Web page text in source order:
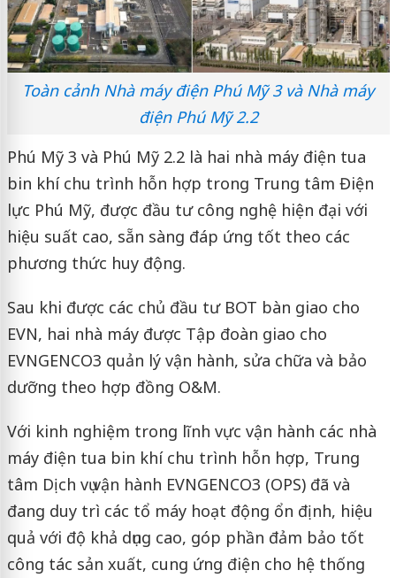
Toàn cảnh Nhà máy điện Phú Mỹ 3 và Nhà máy
điện Phú Mỹ 2.2
Phú Mỹ 3 và Phú Mỹ 2.2 là hai nhà máy điện tua
bin khí chu trình hỗn hợp trong Trung tâm Điện
lực Phú Mỹ, được đầu tư công nghệ hiện đại với
hiệu suất cao, sẵn sàng đáp ứng tốt theo các
phương thức huy động.
Sau khi được các chủ đầu tư BOT bàn giao cho
EVN, hai nhà máy được Tập đoàn giao cho
EVNGENCO3 quản lý vận hành, sửa chữa và bảo
dưỡng theo hợp đồng O&M.
Với kinh nghiệm trong lĩnh vực vận hành các nhà
máy điện tua bin khí chu trình hỗn hợp, Trung
tâm Dịch vụ vận hành EVNGENCO3 (OPS) đã và
đang duy trì các tổ máy hoạt động ổn định, hiệu
quả với độ khả dụng cao, góp phần đảm bảo tốt
công tác sản xuất, cung ứng điện cho hệ thống